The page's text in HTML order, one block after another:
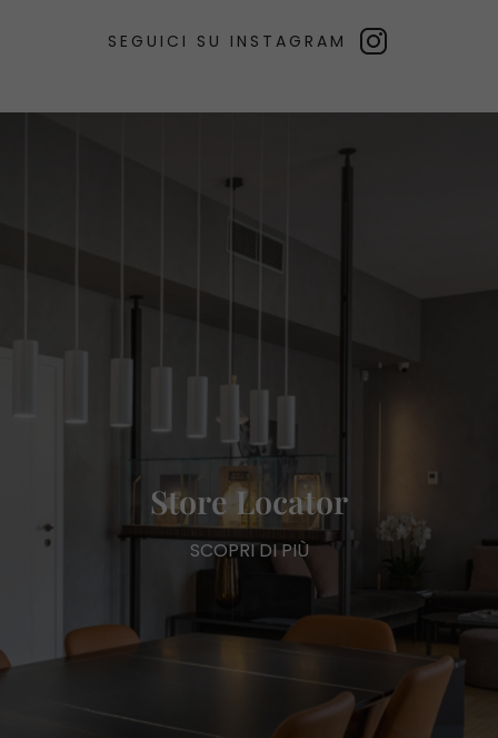
SEGUICI SU INSTAGRAM
Store Locator
SCOPRI DI PIÙ